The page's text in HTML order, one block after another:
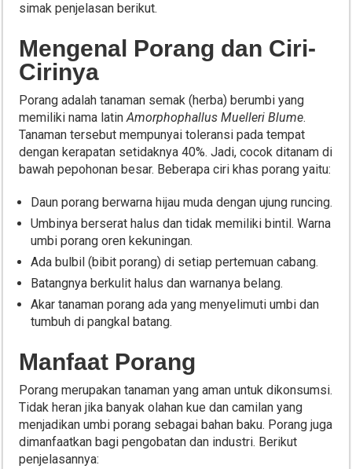
simak penjelasan berikut.
Mengenal Porang dan Ciri-
Cirinya
Porang adalah tanaman semak (herba) berumbi yang
memiliki nama latinAmorphophallus Muelleri Blume.
Tanaman tersebut mempunyai toleransi pada tempat
dengan kerapatan setidaknya 40%. Jadi, cocok ditanam di
bawah pepohonan besar. Beberapa ciri khas porang yaitu:
Daun porang berwarna hijau muda dengan ujung runcing.
Umbinya berserat halus dan tidak memiliki bintil. Warna
umbi porang oren kekuningan.
Ada bulbil (bibit porang) di setiap pertemuan cabang.
Batangnya berkulit halus dan warnanya belang.
Akar tanaman porang ada yang menyelimuti umbi dan
tumbuh di pangkal batang.
Manfaat Porang
Porang merupakan tanaman yang aman untuk dikonsumsi.
Tidak heran jika banyak olahan kue dan camilan yang
menjadikan umbi porang sebagai bahan baku. Porang juga
dimanfaatkan bagi pengobatan dan industri. Berikut
penjelasannya: